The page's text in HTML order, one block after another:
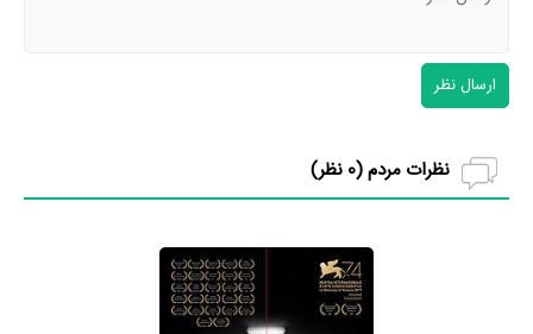
ارسال نظر
نظرات مردم (0 نظر)